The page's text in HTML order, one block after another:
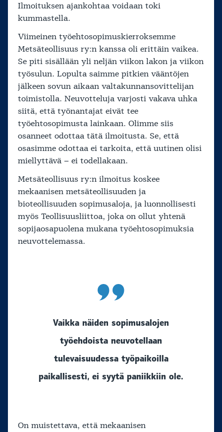
Ilmoituksen ajankohtaa voidaan toki
kummastella.
Viimeinen työehtosopimuskierroksemme
Metsäteollisuus ry:n kanssa oli erittäin vaikea.
Se piti sisällään yli neljän viikon lakon ja viikon
työsulun. Lopulta saimme pitkien vääntöjen
jälkeen sovun aikaan valtakunnansovittelijan
toimistolla. Neuvotteluja varjosti vakava uhka
siitä, että työnantajat eivät tee
työehtosopimusta lainkaan. Olimme siis
osanneet odottaa tätä ilmoitusta. Se, että
osasimme odottaa ei tarkoita, että uutinen olisi
miellyttävä – ei todellakaan.
Metsäteollisuus ry:n ilmoitus koskee
mekaanisen metsäteollisuuden ja
bioteollisuuden sopimusaloja, ja luonnollisesti
myös Teollisuusliittoa, joka on ollut yhtenä
sopijaosapuolena mukana työehtosopimuksia
neuvottelemassa.
Vaikka näiden sopimusalojen
työehdoista neuvotellaan
tulevaisuudessa työpaikoilla
paikallisesti, ei syytä paniikkiin ole.
On muistettava, että mekaanisen